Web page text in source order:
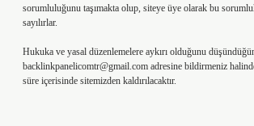
sorumluluğunu taşımakta olup, siteye üye olarak bu
sayılırlar.
Hukuka ve yasal düzenlemelere aykırı olduğunu
backlinkpanelicomtr@gmail.com adresine bildirmeniz
süre içerisinde sitemizden kaldırılacaktır.